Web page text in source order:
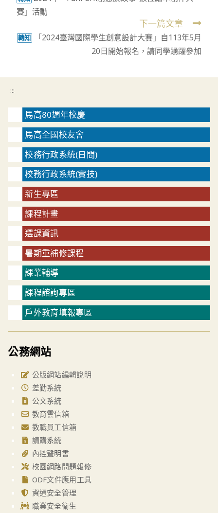
articles
賽」活動
下一篇文章
轉知
「2024臺灣國際學生創意設計大賽」自113年5月
20日開始報名，請同學踴躍參加
:::
馬高80週年校慶
馬高全國校友會
校務行政系統(日間)
校務行政系統(實技)
新生專區
課程計畫
選課資訊
暑期重補修課程
課業輔導
課程諮詢專區
戶外教育填報專區
公務網站
公版網站編輯說明
差勤系統
公文系統
教育雲信箱
教職員工信箱
請購系統
內控聲明書
校園網路問題報修
ODF文件應用工具
資通安全管理
職業安全衛生